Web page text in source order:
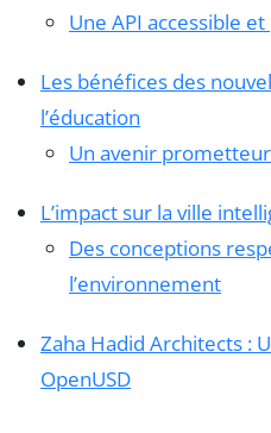
Une API accessible
Les bénéfices des
l’éducation
Un avenir
L’impact sur la ville
Des conceptions
l’environnement
Zaha Hadid Architects :
OpenUSD